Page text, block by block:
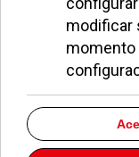
Buena puesta